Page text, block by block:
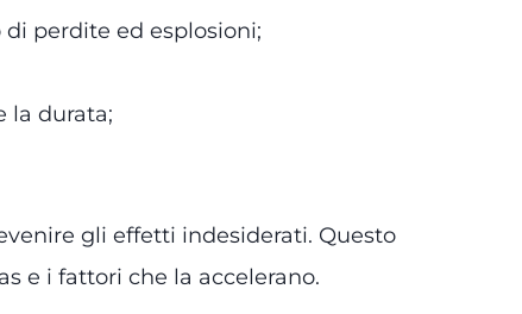
perdite ed esplosioni;
la durata;
gli effetti indesiderati. Questo
e i fattori che la accelerano.